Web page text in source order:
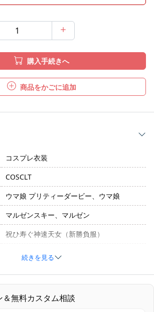
購入手続きへ
商品をかごに追加
コスプレ衣装
COSCLT
ウマ娘 プリティーダービー、ウマ娘
マルゼンスキー、マルゼン
祝ひ寿ぐ神速天女（新勝負服）
オーダーメイド
ご相談可能）
続きを見る
＆無料カスタム相談